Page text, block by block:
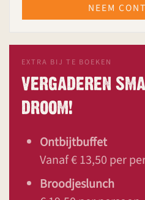
NEEM
EXTRA BIJ TE BOEKEN
VERGADEREN
DROOM!
Ontbijtbuffet
Vanaf € 13,50 per
Broodjeslunch